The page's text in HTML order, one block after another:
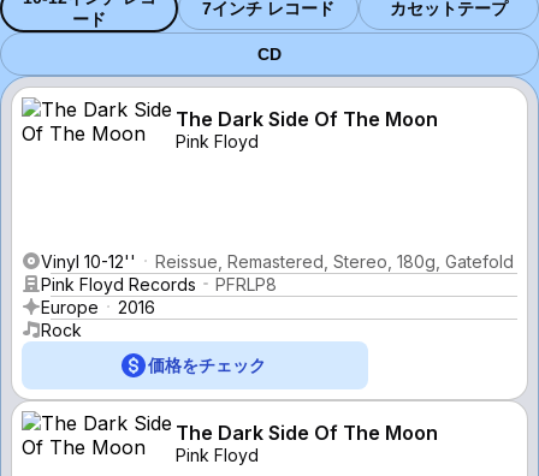
ード
7インチ レコード カセットテープ
CD
The Dark Side Of The Moon
Pink Floyd
Vinyl 10-12''
Reissue, Remastered, Stereo, 180g, Gatefold
Pink Floyd Records
PFRLP8
Europe
2016
Rock
価格をチェック
The Dark Side Of The Moon
Pink Floyd